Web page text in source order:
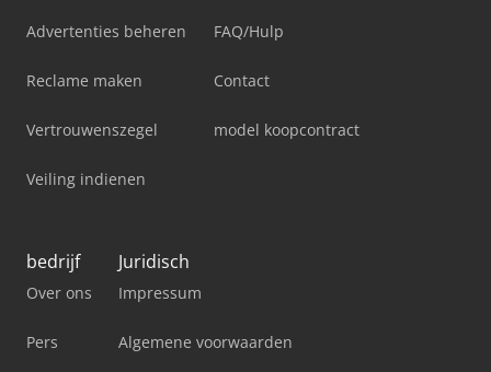
Advertenties beheren
Reclame maken
Vertrouwenszegel
Veiling indienen
FAQ/Hulp
Contact
model koopcontract
bedrijf
Over ons
Pers
Juridisch
Impressum
Algemene voorwaarden